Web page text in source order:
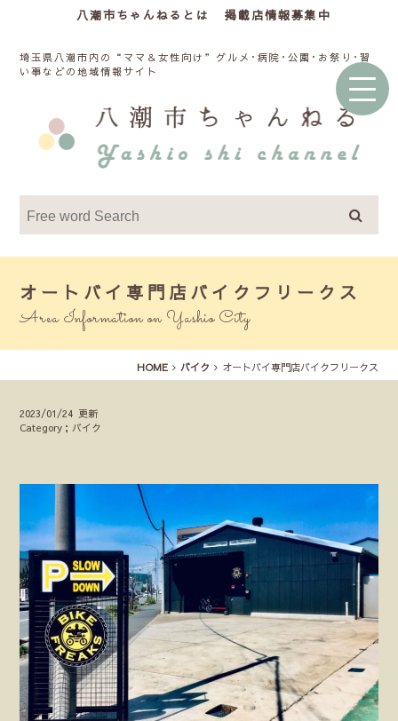
八潮市ちゃんねるとは 掲載店情報募集中
埼玉県八潮市内の“ママ＆女性向け”グルメ･病院･公園･お祭り･習
い事などの地域情報サイト
オートバイ専門店バイクフリークス
Area Information on Yashio City
HOME バイク オートバイ専門店バイクフリークス
2023/01/24 更新
Category；バイク